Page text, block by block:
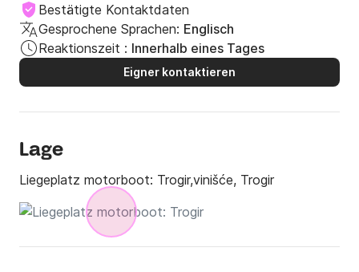
Bestätigte Kontaktdaten
Gesprochene Sprachen: Englisch
Reaktionszeit : Innerhalb eines Tages
Eigner kontaktieren
Lage
Liegeplatz motorboot: Trogir,vinišće, Trogir